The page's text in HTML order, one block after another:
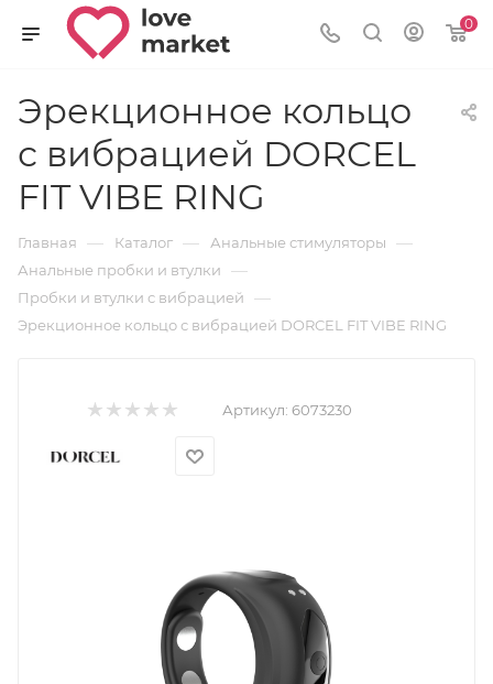
0
Эрекционное кольцо
с вибрацией DORCEL
FIT VIBE RING
Главная — Каталог — Анальные стимуляторы —
Анальные пробки и втулки —
Пробки и втулки с вибрацией —
Эрекционное кольцо с вибрацией DORCEL FIT VIBE RING
Артикул: 6073230